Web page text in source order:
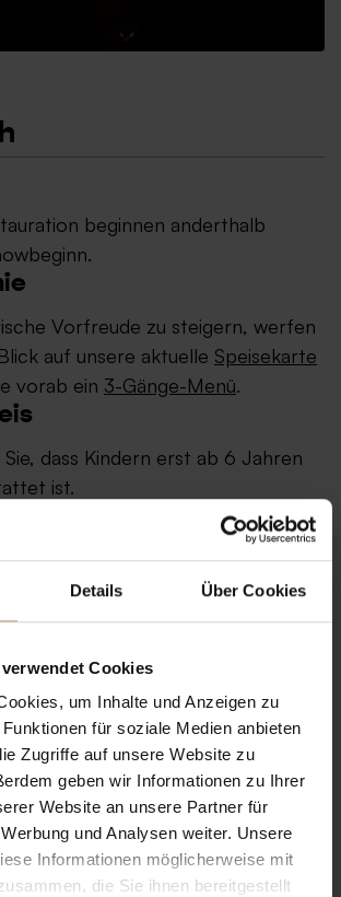
Details Über Cookies
Cookies
um Inhalte und Anzeigen zu
für soziale Medien anbieten
Zugriffe auf unsere Website zu
geben wir Informationen zu Ihrer
Website an unsere Partner für
und Analysen weiter. Unsere
Informationen möglicherweise mit
die Sie ihnen bereitgestellt
beginnen anderthalb
Vorfreude zu steigern, werfen
auf unsere aktuelle Speisekarte
vorab ein 3-Gänge-Menü.
dass Kindern erst ab 6 Jahren
ist.
€ bis 18,50 €